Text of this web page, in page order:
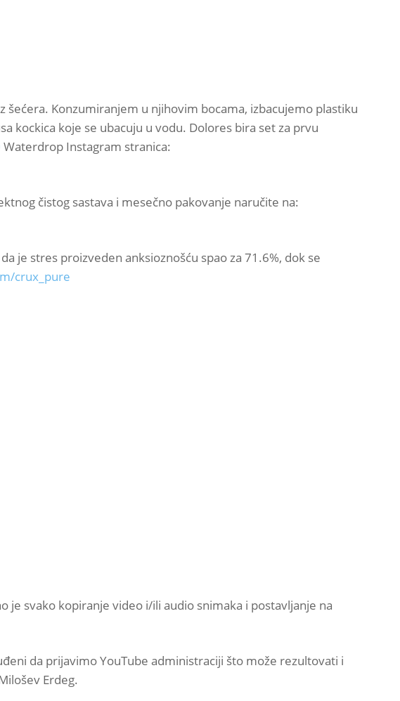
Konzumiranjem u njihovim bocama, izbacujemo plastiku
kockica koje se ubacuju u vodu. Dolores bira set za prvu
Waterdrop Instagram stranica:
čistog sastava i mesečno pakovanje naručite na:
je stres proizveden anksioznošću spao za 71.6%, dok se
crux_pure
je svako kopiranje video i/ili audio snimaka i postavljanje na
da prijavimo YouTube administraciji što može rezultovati i
Erdeg.